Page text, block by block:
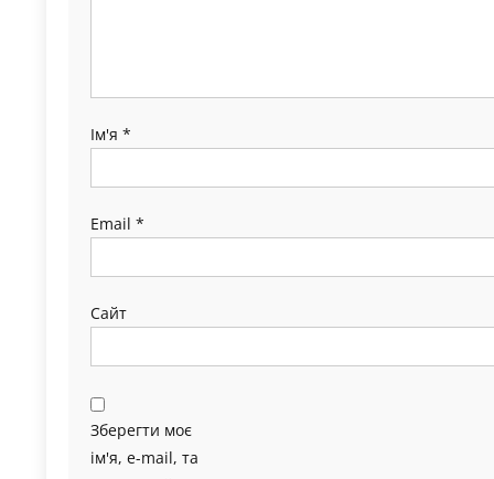
Ім'я *
Email *
Сайт
Зберегти моє
ім'я, e-mail, та